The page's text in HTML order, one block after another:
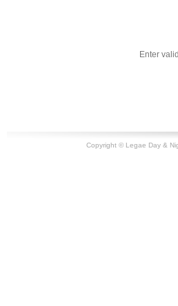
Enter
Copyright © Legae Day &